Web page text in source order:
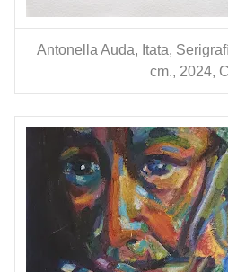
Antonella Auda, Itata,
cm., 2024,